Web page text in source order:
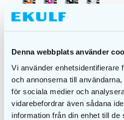
Denna webbplats använder
Vi använder enhetsidentifierare
och annonserna till
för sociala medier och
vidarebefordrar även sådana
information från din enhet till de
blister
kr.20,00